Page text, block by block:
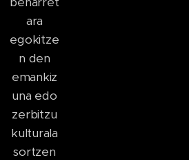
ara
egokitze
n den
emankiz
una edo
zerbitzu
kulturala
sortzen